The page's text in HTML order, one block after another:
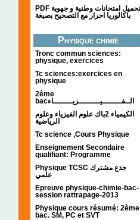
PDF تحميل امتحانات وطنية و جهوية
باكالوريا احرار مع التصحيح بصيغة
Physique chimie
Tronc commun sciences:
physique, exercices
Tc sciences:exercices en
physique
2ème
bacالــفــــــــيـــــــــزيــــــــاء
الكيمياء 2باك علوم الفيزياء وعلوم
الرياضية
Tc science ,Cours Physique
Enseignement Secondaire
qualifiant: Programme
Physique TCSC جذع مشترك
علمي
Epreuve physique-chimie-bac-
session rattrapage-2013
Physique cours résumé: 2ème
bac. SM, PC et SVT